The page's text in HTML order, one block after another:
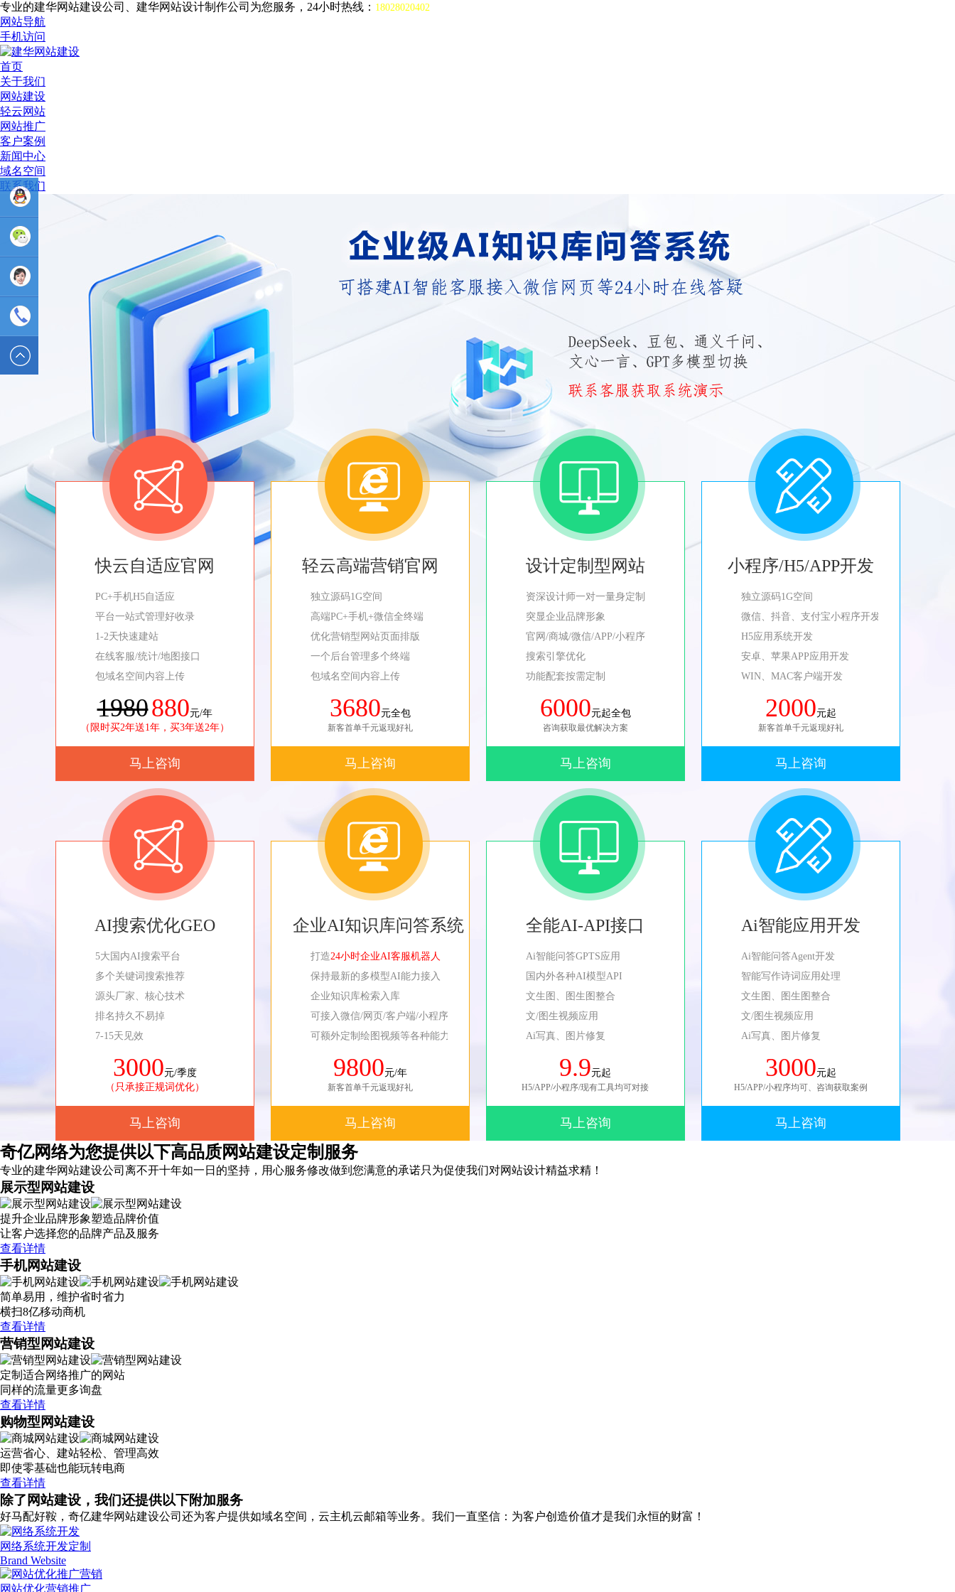
专业的建华网站建设公司、建华网站设计制作公司为您服务，24小时热线： 18028020402
网站导航
手机访问
首页
关于我们
网站建设
轻云网站
网站推广
客户案例
新闻中心
域名空间
联系我们
快云自适应官网
PC+手机H5自适应
平台一站式管理好收录
1-2天快速建站
在线客服/统计/地图接口
包域名空间内容上传
1980880元/年
（限时买2年送1年，买3年送2年）
马上咨询
轻云高端营销官网
独立源码1G空间
高端PC+手机+微信全终端
优化营销型网站页面排版
一个后台管理多个终端
包域名空间内容上传
3680元全包
新客首单千元返现好礼
马上咨询
设计定制型网站
资深设计师一对一量身定制
突显企业品牌形象
官网/商城/微信/APP/小程序
搜索引擎优化
功能配套按需定制
6000元起全包
咨询获取最优解决方案
马上咨询
小程序/H5/APP开发
独立源码1G空间
微信、抖音、支付宝小程序开发
H5应用系统开发
安卓、苹果APP应用开发
WIN、MAC客户端开发
2000元起
新客首单千元返现好礼
马上咨询
AI搜索优化GEO
5大国内AI搜索平台
多个关键词搜索推荐
源头厂家、核心技术
排名持久不易掉
7-15天见效
3000元/季度
（只承接正规词优化）
马上咨询
企业AI知识库问答系统
打造24小时企业AI客服机器人
保持最新的多模型AI能力接入
企业知识库检索入库
可接入微信/网页/客户端/小程序等
可额外定制绘图视频等各种能力
9800元/年
新客首单千元返现好礼
马上咨询
全能AI-API接口
Ai智能问答GPTS应用
国内外各种AI模型API
文生图、图生图整合
文/图生视频应用
Ai写真、图片修复
9.9元起
H5/APP/小程序/现有工具均可对接
马上咨询
Ai智能应用开发
Ai智能问答Agent开发
智能写作诗词应用处理
文生图、图生图整合
文/图生视频应用
Ai写真、图片修复
3000元起
H5/APP/小程序均可、咨询获取案例
马上咨询
奇亿网络为您提供以下高品质网站建设定制服务
专业的建华网站建设公司离不开十年如一日的坚持， 用心服务修改做到您满意的承诺只为促使我们对网站设计精益求精！
展示型网站建设
提升企业品牌形象塑造品牌价值
让客户选择您的品牌产品及服务
查看详情
手机网站建设
简单易用，维护省时省力
横扫8亿移动商机
查看详情
营销型网站建设
定制适合网络推广的网站
同样的流量更多询盘
查看详情
购物型网站建设
运营省心、建站轻松、管理高效
即使零基础也能玩转电商
查看详情
除了网站建设，我们还提供以下附加服务
好马配好鞍，奇亿建华网站建设公司还为客户提供如域名空间，云主机云邮箱等业务。我们一直坚信：为客户创造价值才是我们永恒的财富！
网络系统开发定制
Brand Website
网站优化营销推广
业务
QQ：
81233044
售后Q :
2589562336
电话 :